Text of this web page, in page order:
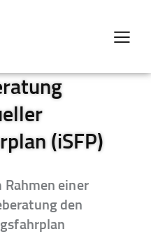
(iSFP)
Rahmen einer
den